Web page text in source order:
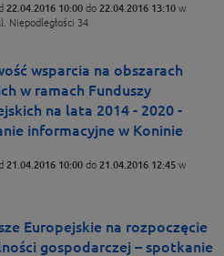
22.04.2016 10:00 do 22.04.2016 13:10 w
Niepodległości 34
wsparcia na obszarach
w ramach Funduszy
na lata 2014 - 2020 -
informacyjne w Koninie
21.04.2016 10:00 do 21.04.2016 12:45 w
Europejskie na rozpoczęcie
gospodarczej – spotkanie